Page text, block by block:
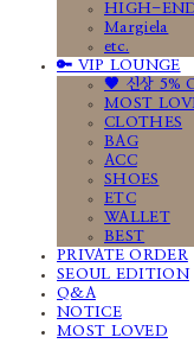
HIGH-
Margiela
etc.
🔑 VIP LOUNGE
🤎 신상 5%
MOST
CLOTHES
BAG
ACC
SHOES
ETC
WALLET
BEST
PRIVATE ORDER
SEOUL EDITION
Q&A
NOTICE
MOST LOVED